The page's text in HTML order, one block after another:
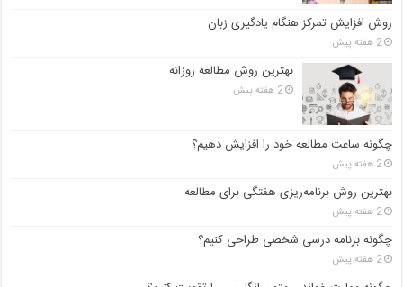
روش افزایش تمرکز هنگام یادگیری زبان
2 هفته پیش
بهترین روش مطالعه روزانه
2 هفته پیش
چگونه ساعت مطالعه خود را افزایش دهیم؟
2 هفته پیش
بهترین روش برنامه‌ریزی هفتگی برای مطالعه
2 هفته پیش
چگونه برنامه درسی شخصی طراحی کنیم؟
2 هفته پیش